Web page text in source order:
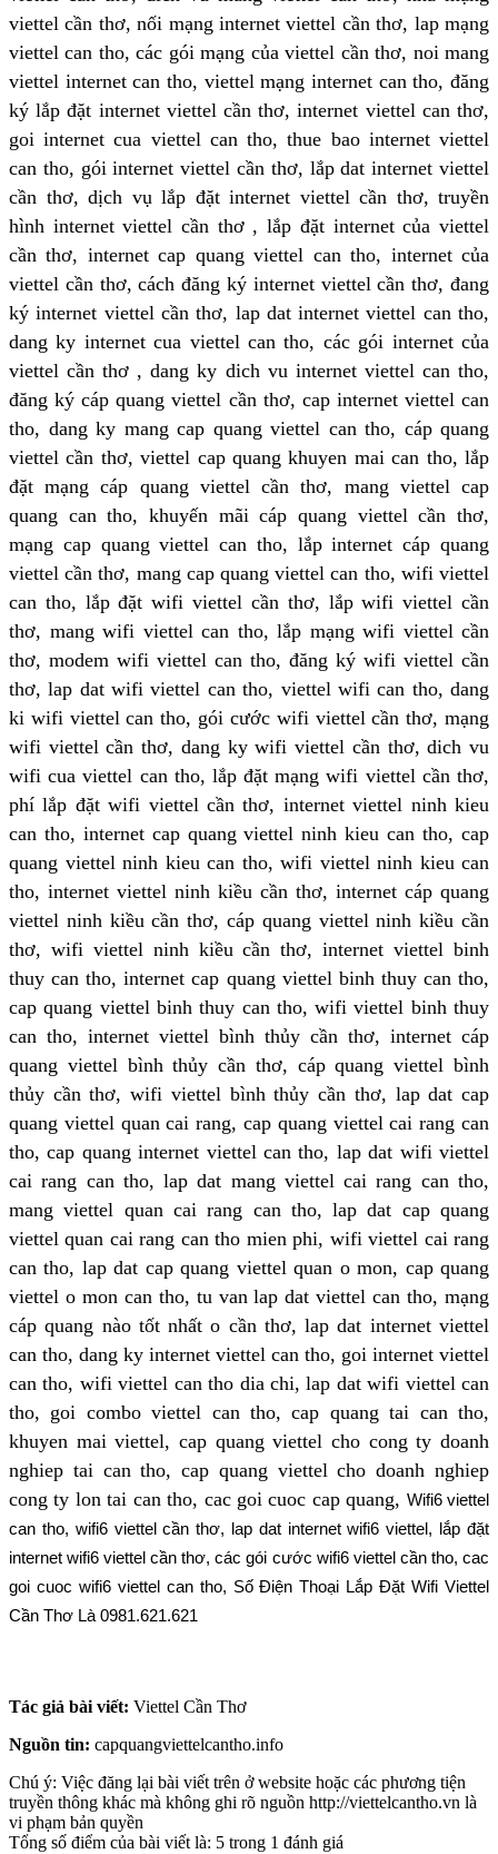
viettel cần thơ, nối mạng internet viettel cần thơ, lap mạng
viettel can tho, các gói mạng của viettel cần thơ, noi mang
viettel internet can tho, viettel mạng internet can tho, đăng
ký lắp đặt internet viettel cần thơ, internet viettel can thơ,
goi internet cua viettel can tho, thue bao internet viettel
can tho, gói internet viettel cần thơ, lắp dat internet viettel
cần thơ, dịch vụ lắp đặt internet viettel cần thơ, truyền
hình internet viettel cần thơ , lắp đặt internet của viettel
cần thơ, internet cap quang viettel can tho, internet của
viettel cần thơ, cách đăng ký internet viettel cần thơ, đang
ký internet viettel cần thơ, lap dat internet viettel can tho,
dang ky internet cua viettel can tho, các gói internet của
viettel cần thơ , dang ky dich vu internet viettel can tho,
đăng ký cáp quang viettel cần thơ, cap internet viettel can
tho, dang ky mang cap quang viettel can tho, cáp quang
viettel cần thơ, viettel cap quang khuyen mai can tho, lắp
đặt mạng cáp quang viettel cần thơ, mang viettel cap
quang can tho, khuyến mãi cáp quang viettel cần thơ,
mạng cap quang viettel can tho, lắp internet cáp quang
viettel cần thơ, mang cap quang viettel can tho, wifi viettel
can tho, lắp đặt wifi viettel cần thơ, lắp wifi viettel cần
thơ, mang wifi viettel can tho, lắp mạng wifi viettel cần
thơ, modem wifi viettel can tho, đăng ký wifi viettel cần
thơ, lap dat wifi viettel can tho, viettel wifi can tho, dang
ki wifi viettel can tho, gói cước wifi viettel cần thơ, mạng
wifi viettel cần thơ, dang ky wifi viettel cần thơ, dich vu
wifi cua viettel can tho, lắp đặt mạng wifi viettel cần thơ,
phí lắp đặt wifi viettel cần thơ, internet viettel ninh kieu
can tho, internet cap quang viettel ninh kieu can tho, cap
quang viettel ninh kieu can tho, wifi viettel ninh kieu can
tho, internet viettel ninh kiều cần thơ, internet cáp quang
viettel ninh kiều cần thơ, cáp quang viettel ninh kiều cần
thơ, wifi viettel ninh kiều cần thơ, internet viettel binh
thuy can tho, internet cap quang viettel binh thuy can tho,
cap quang viettel binh thuy can tho, wifi viettel binh thuy
can tho, internet viettel bình thủy cần thơ, internet cáp
quang viettel bình thủy cần thơ, cáp quang viettel bình
thủy cần thơ, wifi viettel bình thủy cần thơ, lap dat cap
quang viettel quan cai rang, cap quang viettel cai rang can
tho, cap quang internet viettel can tho, lap dat wifi viettel
cai rang can tho, lap dat mang viettel cai rang can tho,
mang viettel quan cai rang can tho, lap dat cap quang
viettel quan cai rang can tho mien phi, wifi viettel cai rang
can tho, lap dat cap quang viettel quan o mon, cap quang
viettel o mon can tho, tu van lap dat viettel can tho, mạng
cáp quang nào tốt nhất o cần thơ, lap dat internet viettel
can tho, dang ky internet viettel can tho, goi internet viettel
can tho, wifi viettel can tho dia chi, lap dat wifi viettel can
tho, goi combo viettel can tho, cap quang tai can tho,
khuyen mai viettel, cap quang viettel cho cong ty doanh
nghiep tai can tho, cap quang viettel cho doanh nghiep
cong ty lon tai can tho, cac goi cuoc cap quang, Wifi6 viettel
can tho, wifi6 viettel cần thơ, lap dat internet wifi6 viettel, lắp đặt
internet wifi6 viettel cần thơ, các gói cước wifi6 viettel cần tho, cac
goi cuoc wifi6 viettel can tho, Số Điện Thoại Lắp Đặt Wifi Viettel
Cần Thơ Là 0981.621.621
Tác giả bài viết: Viettel Cần Thơ
Nguồn tin: capquangviettelcantho.info
Chú ý: Việc đăng lại bài viết trên ở website hoặc các phương tiện
truyền thông khác mà không ghi rõ nguồn http://viettelcantho.vn là
vi phạm bản quyền
Tổng số điểm của bài viết là: 5 trong 1 đánh giá